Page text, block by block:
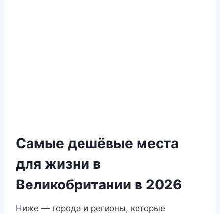
Самые дешёвые места
для жизни в
Великобритании в 2026
Ниже — города и регионы, которые